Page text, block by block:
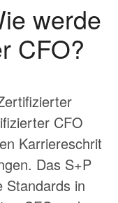
werde
CFO?
CFO
Karriereschrit
Das S+P
Standards in